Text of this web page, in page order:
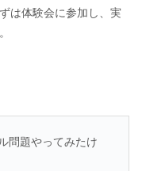
は体験会に参加し、実
問題やってみたけ